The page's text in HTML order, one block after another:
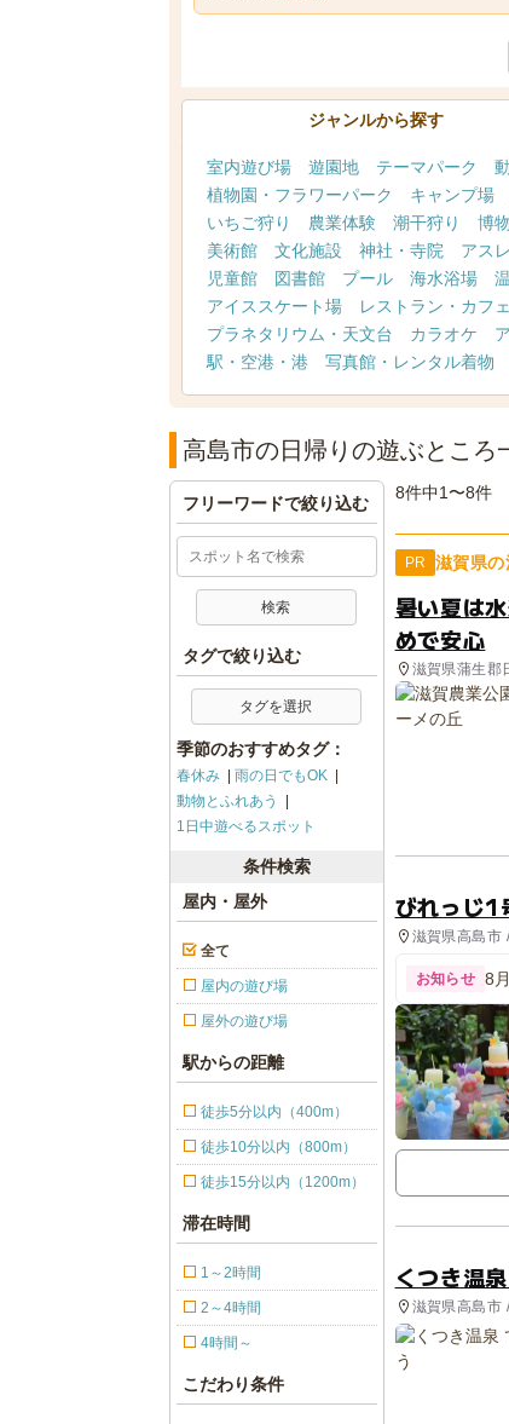
ジャンルから探す
室内遊び場 遊園地 テーマパーク
植物園・フラワーパーク
キャンプ場
いちご狩り
農業体験 潮干狩り 博
美術館
文化施設 神社・寺院 アス
児童館
図書館 プール 海水浴場
アイススケート場
レストラン・カフェ
プラネタリウム・天文台
カラオケ
駅・空港・港
写真館・レンタル着物
高島市の日帰りの遊ぶところ
8件中1〜8件
PR 滋賀県の
暑い夏は
めで安心
滋賀県蒲生郡
びれっじ
滋賀県高島市
お知らせ 8
くつき温
滋賀県高島市
フリーワードで絞り込む
タグで絞り込む
タグを選択
季節のおすすめタグ：
春休み
雨の日でもOK
動物とふれあう
1日中遊べるスポット
条件検索
屋内・屋外
全て
屋内の遊び場
屋外の遊び場
駅からの距離
徒歩5分以内（400m）
徒歩10分以内（800m）
徒歩15分以内（1200m）
滞在時間
1～2時間
2～4時間
4時間～
こだわり条件